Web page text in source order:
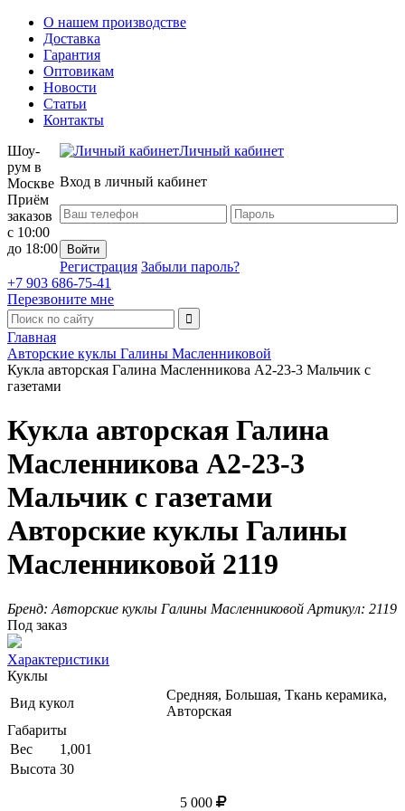
О нашем производстве
Доставка
Гарантия
Оптовикам
Новости
Статьи
Контакты
Личный кабинет
Вход в личный кабинет
Регистрация Забыли пароль?
Шоу-
рум в
Москве
Приём
заказов
с 10:00
до 18:00
+7 903 686-75-41
Перезвоните мне
Главная
Авторские куклы Галины Масленниковой
Кукла авторская Галина Масленникова А2-23-3 Мальчик с
газетами
Кукла авторская Галина
Масленникова А2-23-3
Мальчик с газетами
Авторские куклы Галины
Масленниковой 2119
Бренд: Авторские куклы Галины Масленниковой Артикул: 2119
Под заказ
Характеристики
Куклы
Вид кукол
Средняя, Большая, Ткань керамика,
Авторская
Габариты
Вес
1,001
Высота 30
5 000